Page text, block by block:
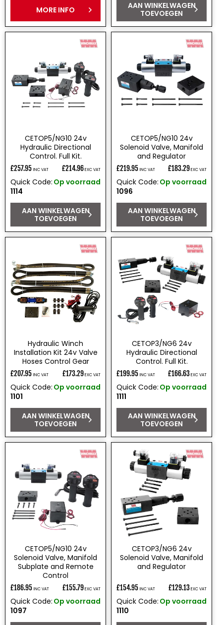
MORE INFO
AAN WINKELWAGEN
TOEVOEGEN
CETOP5/NG10 24v
Hydraulic Directional
Control. Full Kit.
Normale
prijs
£257.95 INC VAT £214.96 EXC VAT
Quick Code:
1114
Op voorraad
AAN WINKELWAGEN
TOEVOEGEN
CETOP5/NG10 24v
Solenoid Valve, Manifold
and Regulator
Normale
prijs
£219.95 INC VAT £183.29 EXC VAT
Quick Code:
1096
Op voorraad
AAN WINKELWAGEN
TOEVOEGEN
Hydraulic Winch
Installation Kit 24v Valve
Hoses Control Gear
Normale
prijs
£207.95 INC VAT £173.29 EXC VAT
Quick Code:
1101
Op voorraad
AAN WINKELWAGEN
TOEVOEGEN
CETOP3/NG6 24v
Hydraulic Directional
Control. Full Kit.
Normale
prijs
£199.95 INC VAT £166.63 EXC VAT
Quick Code:
1111
Op voorraad
AAN WINKELWAGEN
TOEVOEGEN
CETOP5/NG10 24v
Solenoid Valve, Manifold
Subplate and Remote
Control
Normale
prijs
£186.95 INC VAT £155.79 EXC VAT
Quick Code:
1097
Op voorraad
CETOP3/NG6 24v
Solenoid Valve, Manifold
and Regulator
Normale
prijs
£154.95 INC VAT £129.13 EXC VAT
Quick Code:
1110
Op voorraad